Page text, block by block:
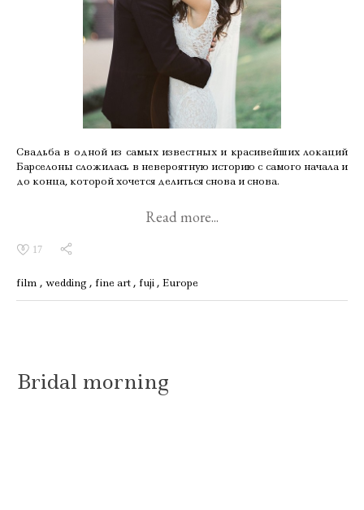
Свадьба в одной из самых известных и красивейших локаций
Барселоны сложилась в невероятную историю с самого начала и
до конца, которой хочется делиться снова и снова.
Read more...
17
film wedding fine art fuji Europe
Bridal morning